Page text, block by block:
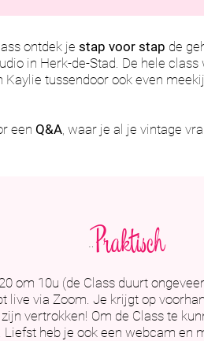
ontdek je stap voor stap de
in Herk-de-Stad. De hele class
Kaylie tussendoor ook even
een Q&A , waar je al je vintage
¨Praktisch
om 10u (de Class duurt
live via Zoom. Je krijgt op
vertrokken! Om de Class te
heb je ook een webcam en